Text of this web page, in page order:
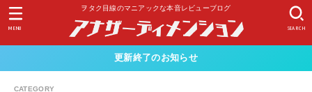
ヲタク目線のマニアックな本音レビューブログ
SEARCH
MENU
更新終了のお知らせ